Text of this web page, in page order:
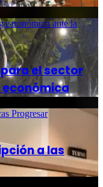
ante la
el sector
Progresar
a las